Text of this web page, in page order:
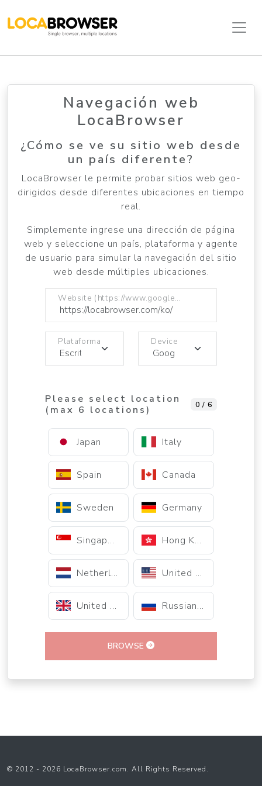
Navegación web
LocaBrowser
¿Cómo se ve su sitio web desde
un país diferente?
LocaBrowser le permite probar sitios web geo-
dirigidos desde diferentes ubicaciones en tiempo
real.
Simplemente ingrese una dirección de página
web y seleccione un país, plataforma y agente
de usuario para simular la navegación del sitio
web desde múltiples ubicaciones.
Website (https://www.google.com)
Plataforma Device
Please select location
(max 6 locations)
0 / 6
Japan Italy
Spain Canada
Sweden Germany
Singapore Hong Kong
Netherlands United States
United Kingdom Russian Federation
BROWSE
© 2012 - 2026 LocaBrowser.com. All Rights Reserved.